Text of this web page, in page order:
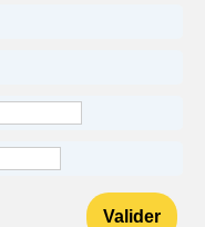
Valider